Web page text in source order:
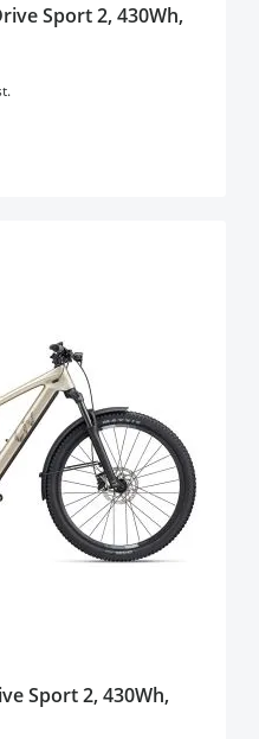
Sport 2, 430Wh,
Sport 2, 430Wh,